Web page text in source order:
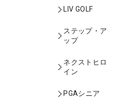
LIV GOLF
ステップ・ア
ップ
ネクストヒロ
イン
PGAシニア